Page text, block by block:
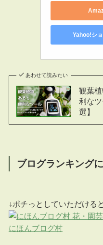
Yahoo!シ
あわせて読みたい
観葉
利な
選】
ブログランキング
↓ポチっとしていただける
にほんブログ村